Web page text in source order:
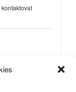
kontaktovat